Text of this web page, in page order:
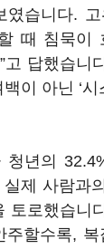
였습니다.
때 침묵이
고 답했습니
이 아닌 ‘
청년의
제 사람과
토로했습니
주할수록,